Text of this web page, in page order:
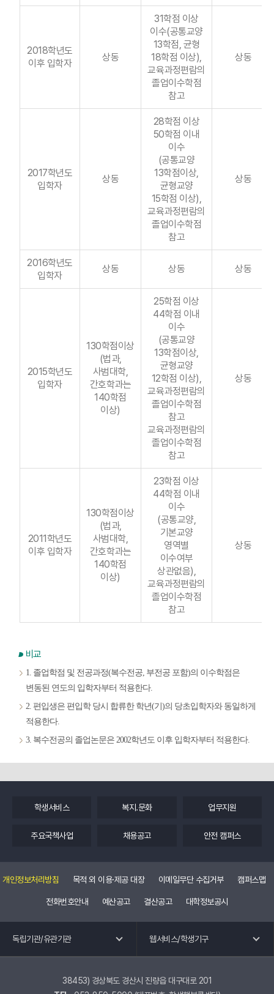
2018학년도
이후 입학자
상동
31학점 이상
이수(공통교양
13학점, 균형
18학점 이상),
교육과정편람의
졸업이수학점
참고
상동
2017학년도
입학자
상동
28학점 이상
50학점 이내
이수
(공통교양
13학점이상,
균형교양
15학점 이상),
교육과정편람의
졸업이수학점
참고
상동
2016학년도
입학자
상동 상동 상동
2015학년도
입학자
130학점이상
(법과,
사범대학,
간호학과는
140학점
이상)
25학점 이상
44학점 이내
이수
(공통교양
13학점이상,
균형교양
12학점 이상),
교육과정편람의
졸업이수학점
참고
교육과정편람의
졸업이수학점
참고
상동
2011학년도
이후 입학자
130학점이상
(법과,
사범대학,
간호학과는
140학점
이상)
23학점 이상
44학점 이내
이수
(공통교양,
기본교양
영역별
이수여부
상관없음),
교육과정편람의
졸업이수학점
참고
상동
비교
1. 졸업학점 및 전공과정(복수전공, 부전공 포함)의 이수학점은
변동된 연도의 입학자부터 적용한다.
2. 편입생은 편입학 당시 합류한 학년(기)의 당초입학자와 동일하게
적용한다.
3. 복수전공의 졸업논문은 2002학년도 이후 입학자부터 적용한다.
학생서비스 복지.문화 업무지원
주요국책사업 채용공고 안전 캠퍼스
개인정보처리방침 목적 외 이용·제공 대장 이메일무단 수집거부 캠퍼스맵
전화번호안내 예산공고 결산공고 대학정보공시
독립기관/유관기관
교수회
노동조합
웹서비스/학생기구
공학교육혁신센터
국제교류.외국어특강
38453) 경상북도 경산시 진량읍 대구대로 201